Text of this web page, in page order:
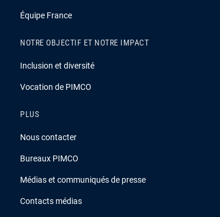
Équipe France
NOTRE OBJECTIF ET NOTRE IMPACT
Inclusion et diversité
Vocation de PIMCO
PLUS
Nous contacter
Bureaux PIMCO
Médias et communiqués de presse
Contacts médias